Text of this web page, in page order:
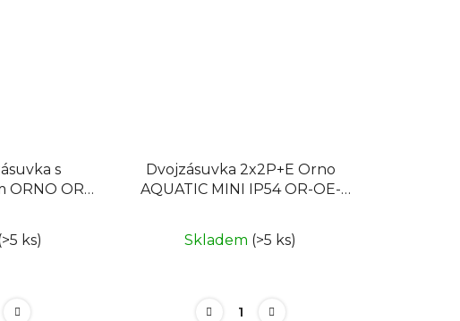
s
ORNO OR-
ks)
Dvojzásuvka 2x2P+E Orno
AQUATIC MINI IP54 OR-OE-
Skladem (>5 ks)